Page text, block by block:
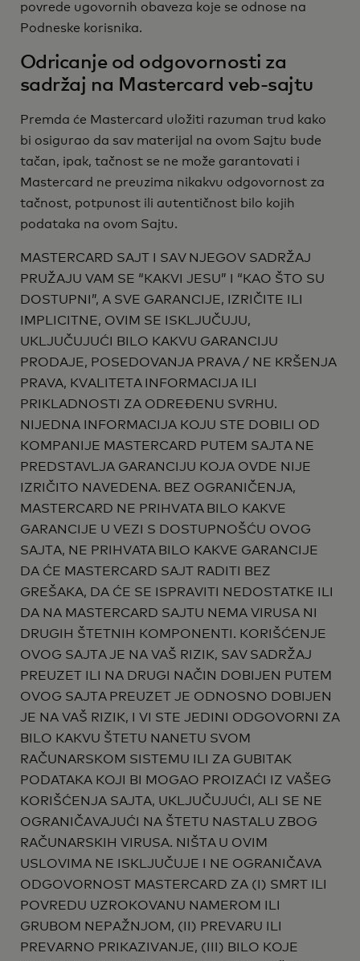
povrede ugovornih obaveza koje se odnose na
Podneske korisnika.
Odricanje od odgovornosti za
sadržaj na Mastercard veb-sajtu
Premda će Mastercard uložiti razuman trud kako
bi osigurao da sav materijal na ovom Sajtu bude
tačan, ipak, tačnost se ne može garantovati i
Mastercard ne preuzima nikakvu odgovornost za
tačnost, potpunost ili autentičnost bilo kojih
podataka na ovom Sajtu.
MASTERCARD SAJT I SAV NJEGOV SADRŽAJ
PRUŽAJU VAM SE “KAKVI JESU” I “KAO ŠTO SU
DOSTUPNI”, A SVE GARANCIJE, IZRIČITE ILI
IMPLICITNE, OVIM SE ISKLJUČUJU,
UKLJUČUJUĆI BILO KAKVU GARANCIJU
PRODAJE, POSEDOVANJA PRAVA / NE KRŠENJA
PRAVA, KVALITETA INFORMACIJA ILI
PRIKLADNOSTI ZA ODREĐENU SVRHU.
NIJEDNA INFORMACIJA KOJU STE DOBILI OD
KOMPANIJE MASTERCARD PUTEM SAJTA NE
PREDSTAVLJA GARANCIJU KOJA OVDE NIJE
IZRIČITO NAVEDENA. BEZ OGRANIČENJA,
MASTERCARD NE PRIHVATA BILO KAKVE
GARANCIJE U VEZI S DOSTUPNOŠĆU OVOG
SAJTA, NE PRIHVATA BILO KAKVE GARANCIJE
DA ĆE MASTERCARD SAJT RADITI BEZ
GREŠAKA, DA ĆE SE ISPRAVITI NEDOSTATKE ILI
DA NA MASTERCARD SAJTU NEMA VIRUSA NI
DRUGIH ŠTETNIH KOMPONENTI. KORIŠĆENJE
OVOG SAJTA JE NA VAŠ RIZIK, SAV SADRŽAJ
PREUZET ILI NA DRUGI NAČIN DOBIJEN PUTEM
OVOG SAJTA PREUZET JE ODNOSNO DOBIJEN
JE NA VAŠ RIZIK, I VI STE JEDINI ODGOVORNI ZA
BILO KAKVU ŠTETU NANETU SVOM
RAČUNARSKOM SISTEMU ILI ZA GUBITAK
PODATAKA KOJI BI MOGAO PROIZAĆI IZ VAŠEG
KORIŠĆENJA SAJTA, UKLJUČUJUĆI, ALI SE NE
OGRANIČAVAJUĆI NA ŠTETU NASTALU ZBOG
RAČUNARSKIH VIRUSA. NIŠTA U OVIM
USLOVIMA NE ISKLJUČUJE I NE OGRANIČAVA
ODGOVORNOST MASTERCARD ZA (I) SMRT ILI
POVREDU UZROKOVANU NAMEROM ILI
GRUBOM NEPAŽNJOM, (II) PREVARU ILI
PREVARNO PRIKAZIVANJE, (III) BILO KOJE